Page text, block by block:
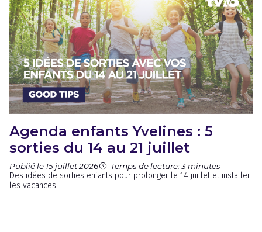
Agenda enfants Yvelines : 5
sorties du 14 au 21 juillet
Publié le 15 juillet 2026 Temps de lecture: 3 minutes
Des idées de sorties enfants pour prolonger le 14 juillet et installer
les vacances.